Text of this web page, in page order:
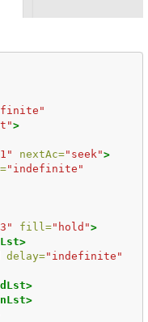
>
nextAc="seek">
"indefinite"
fill="hold">
delay="indefinite"